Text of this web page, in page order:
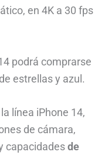
en 4K a 30 fps
podrá comprarse
estrellas y azul.
línea iPhone 14,
de cámara,
capacidadesde